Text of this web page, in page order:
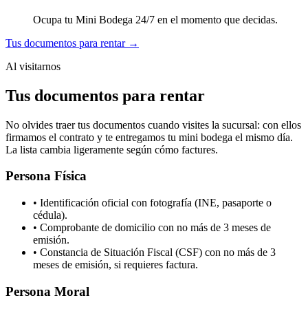
Ocupa tu Mini Bodega 24/7 en el momento que decidas.
Tus documentos para rentar →
Al visitarnos
Tus documentos para rentar
No olvides traer tus documentos cuando visites la sucursal: con ellos
firmamos el contrato y te entregamos tu mini bodega el mismo día.
La lista cambia ligeramente según cómo factures.
Persona Física
• Identificación oficial con fotografía (INE, pasaporte o
cédula).
• Comprobante de domicilio con no más de 3 meses de
emisión.
• Constancia de Situación Fiscal (CSF) con no más de 3
meses de emisión, si requieres factura.
Persona Moral